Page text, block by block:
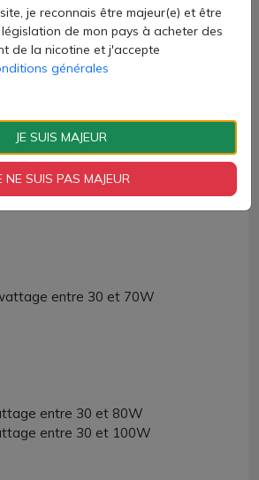
entre 20 et 40W
entre 30 et 50W
entre 40 et 70W
wattage entre 30 et 75W
: wattage entre 30 et 50W
entre 30 et 70W
entre 30 et 80W
entre 30 et 100W
je reconnais être majeur(e) et être
de mon pays à acheter des
de la nicotine et j'accepte
générales
JE SUIS MAJEUR
NE SUIS PAS MAJEUR